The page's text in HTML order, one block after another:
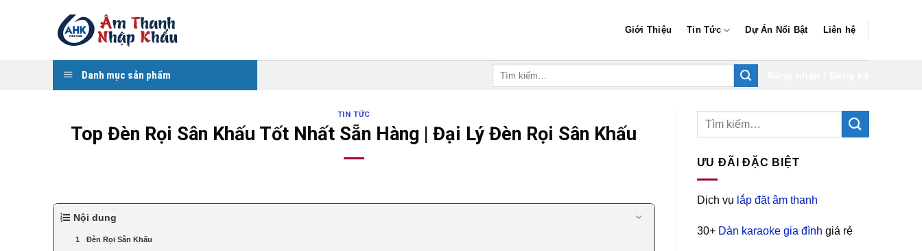
Giới Thiệu Tin Tức Dự Án Nổi Bật Liên hệ
Danh mục sản phẩm
TIN TỨC
Top Đèn Rọi Sân Khấu Tốt Nhất Sẵn Hàng | Đại Lý Đèn Rọi Sân Khấu
Nội dung
Đèn Rọi Sân Khấu
ƯU ĐÃI ĐẶC BIỆT
Dịch vụ lắp đặt âm thanh
30+ Dàn karaoke gia đình giá rẻ